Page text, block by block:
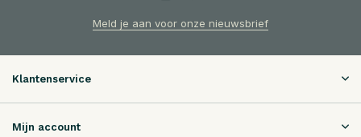
Meld je aan voor onze nieuwsbrief
Klantenservice
Mijn account